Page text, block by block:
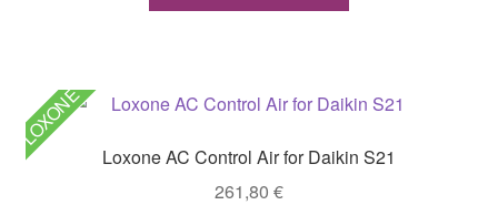
LOXONE
Loxone AC Control Air for Daikin S21
261,80 €